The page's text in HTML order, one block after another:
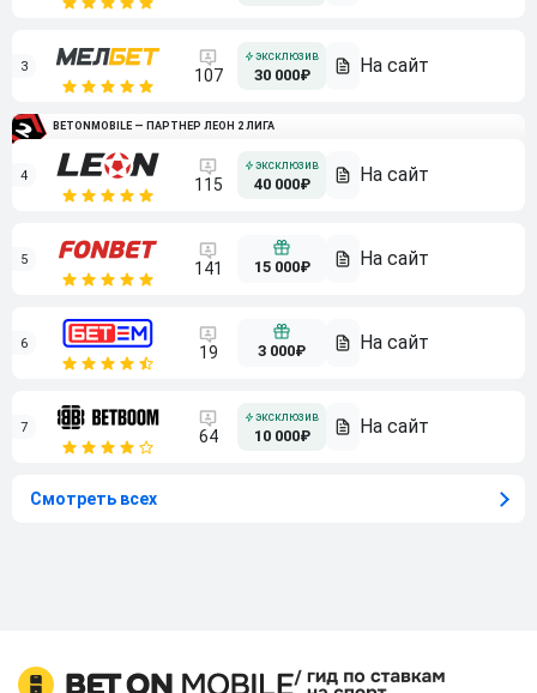
3 107 30 000₽
BETONMOBILE — ПАРТНЕР ЛЕОН 2 ЛИГА
4 115 40 000₽
5 141 15 000₽
6 19 3 000₽
7 64 10 000₽
Смотреть всех